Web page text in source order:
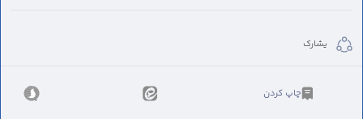
يشارك
چاپ کردن